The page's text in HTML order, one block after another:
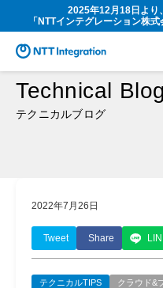
2025年12月18日より
「NTTインテグレーション株
Technical Blog
テクニカルブログ
2022年7月26日
Tweet Share
テクニカルTIPS クラウド&